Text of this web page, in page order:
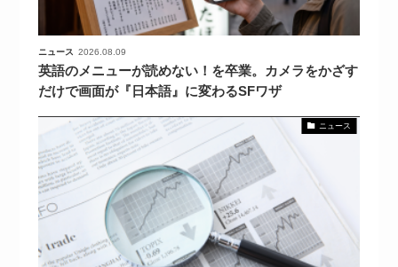
ニュース 2026.08.09
英語のメニューが読めない！を卒業。カメラをかざす
だけで画面が『日本語』に変わるSFワザ
ニュース